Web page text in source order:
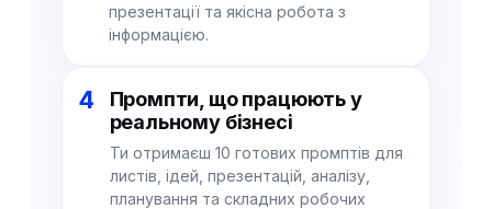
презентації та якісна робота з
інформацією.
4
Промпти, що працюють у
реальному бізнесі
Ти отримаєш 10 готових промптів для
листів, ідей, презентацій, аналізу,
планування та складних робочих